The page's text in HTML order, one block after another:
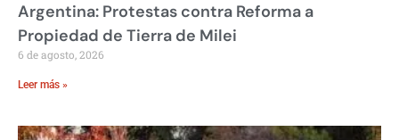
Argentina: Protestas contra Reforma a
Propiedad de Tierra de Milei
6 de agosto, 2026
Leer más »